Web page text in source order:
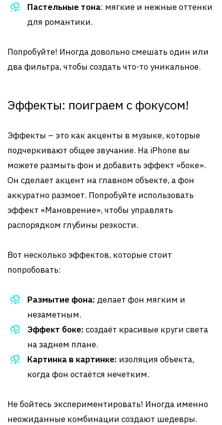
Пастельные тона: мягкие и нежные оттенки
для романтики.
Попробуйте! Иногда довольно смешать один или
два фильтра, чтобы создать что-то уникальное.
Эффекты: поиграем с фокусом!
Эффекты – это как акценты в музыке, которые
подчеркивают общее звучание. На iPhone вы
можете размыть фон и добавить эффект «боке».
Он сделает акцент на главном объекте, а фон
аккуратно размоет. Попробуйте использовать
эффект «Мановрение», чтобы управлять
распорядком глубины резкости.
Вот несколько эффектов, которые стоит
попробовать:
Размытие фона: делает фон мягким и
незаметным.
Эффект боке: создаёт красивые круги света
на заднем плане.
Картинка в картинке: изоляция объекта,
когда фон остаётся нечетким.
Не бойтесь экспериментировать! Иногда именно
неожиданные комбинации создают шедевры.